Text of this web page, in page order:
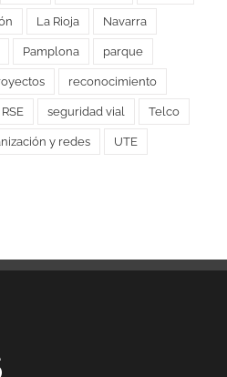
La Rioja Navarra
Pamplona parque
reconocimiento
RSE seguridad vial Telco
y redes UTE